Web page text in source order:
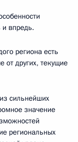
и впредь.
региона есть
от других, текущие
сильнейших
значение
региональных